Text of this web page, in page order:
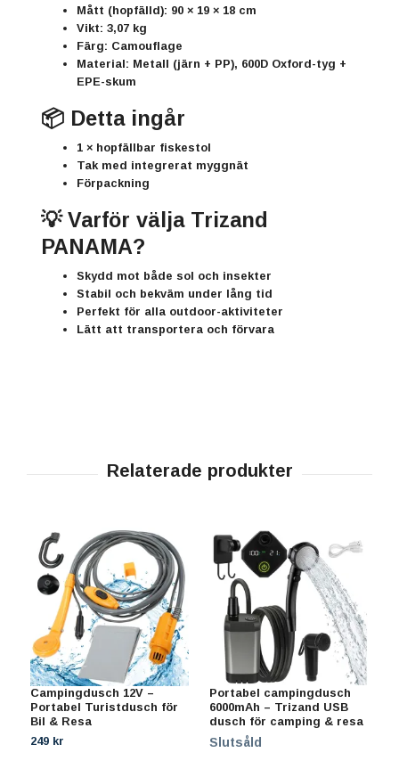
Mått (hopfälld): 90 × 19 × 18 cm
Vikt: 3,07 kg
Färg: Camouflage
Material: Metall (järn + PP), 600D Oxford-tyg +
EPE-skum
📦 Detta ingår
1 × hopfällbar fiskestol
Tak med integrerat myggnät
Förpackning
💡Varför välja Trizand
PANAMA?
Skydd mot både sol och insekter
Stabil och bekväm under lång tid
Perfekt för alla outdoor-aktiviteter
Lätt att transportera och förvara
Campingdusch 12V –
Portabel Turistdusch för
Bil & Resa
249 kr
Portabel campingdusch
6000mAh – Trizand USB
dusch för camping & resa
Slutsåld